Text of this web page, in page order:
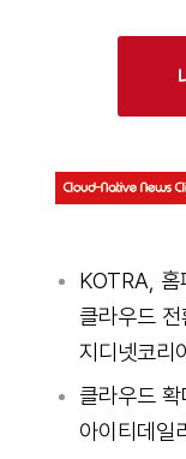
KOTRA, 홈
클라우드
지디넷코리
클라우드
아이티데일